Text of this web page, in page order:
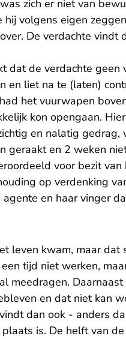
zich er niet van
volgens eigen
De verdachte vindt
dat de verdachte geen
en liet na te (laten)
het vuurwapen
kon opengaan.
en nalatig gedrag,
geraakt en 2 weken
voor bezit van
op verdenking
en haar vinger
leven kwam, maar dat
tijd niet werken,
meedragen.
en dat niet kan
dan ook - anders
is. De helft van